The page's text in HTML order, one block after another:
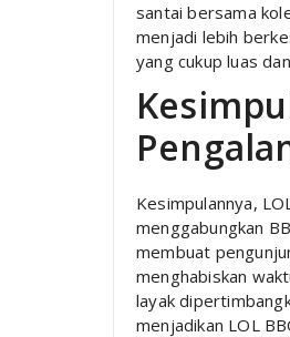
santai bersama
menjadi lebih
yang cukup luas
Kesimpulannya,
menggabungkan
membuat
menghabiskan
layak
menjadikan LOL